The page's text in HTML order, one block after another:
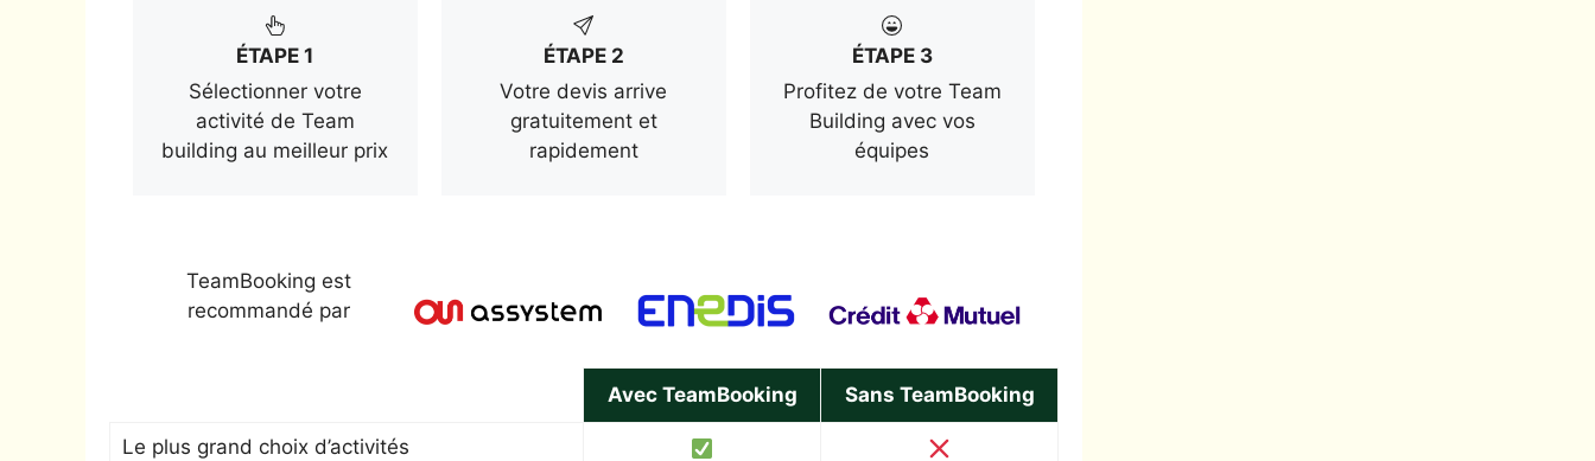
ÉTAPE 1
Sélectionner votre
activité de Team
building au meilleur prix
ÉTAPE 2
Votre devis arrive
gratuitement et
rapidement
ÉTAPE 3
Profitez de votre Team
Building avec vos
équipes
TeamBooking est
recommandé par
Avec TeamBooking Sans TeamBooking
Le plus grand choix d’activités